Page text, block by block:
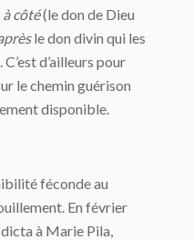
à côté(le don de Dieu
le don divin qui les
d’ailleurs pour
le chemin guérison
disponible.
féconde au
En février
à Marie Pila,